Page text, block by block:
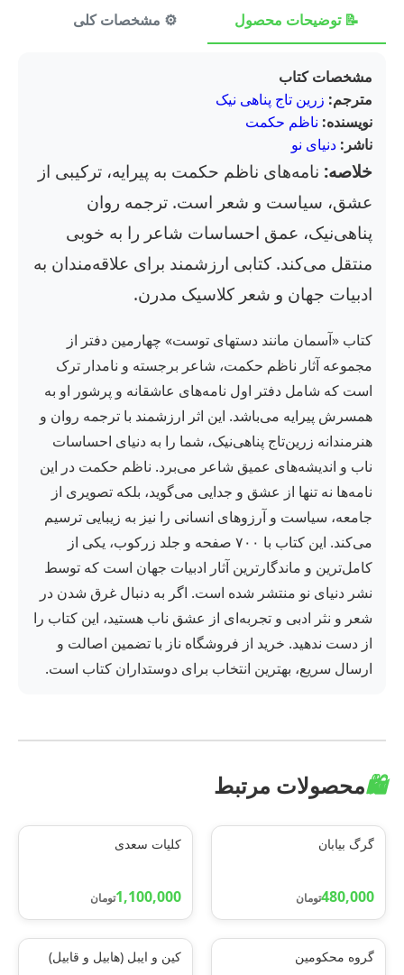
📝 توضیحات محصول ⚙️ مشخصات کلی
مشخصات کتاب
مترجم: زرین تاج پناهی نیک
نویسنده: ناظم حکمت
ناشر: دنیای نو
خلاصه: نامه‌های ناظم حکمت به پیرایه، ترکیبی از
عشق، سیاست و شعر است. ترجمه روان
پناهی‌نیک، عمق احساسات شاعر را به خوبی
منتقل می‌کند. کتابی ارزشمند برای علاقه‌مندان به
ادبیات جهان و شعر کلاسیک مدرن.
کتاب «آسمان مانند دستهای توست» چهارمین دفتر از
مجموعه آثار ناظم حکمت، شاعر برجسته و نامدار ترک
است که شامل دفتر اول نامه‌های عاشقانه و پرشور او به
همسرش پیرایه می‌باشد. این اثر ارزشمند با ترجمه روان و
هنرمندانه زرین‌تاج پناهی‌نیک، شما را به دنیای احساسات
ناب و اندیشه‌های عمیق شاعر می‌برد. ناظم حکمت در این
نامه‌ها نه تنها از عشق و جدایی می‌گوید، بلکه تصویری از
جامعه، سیاست و آرزوهای انسانی را نیز به زیبایی ترسیم
می‌کند. این کتاب با ۷۰۰ صفحه و جلد زرکوب، یکی از
کامل‌ترین و ماندگارترین آثار ادبیات جهان است که توسط
نشر دنیای نو منتشر شده است. اگر به دنبال غرق شدن در
شعر و نثر ادبی و تجربه‌ای از عشق ناب هستید، این کتاب را
از دست ندهید. خرید از فروشگاه ناز با تضمین اصالت و
ارسال سریع، بهترین انتخاب برای دوستداران کتاب است.
🛍️محصولات مرتبط
گرگ بیابان
480,000تومان
کلیات سعدی
1,100,000تومان
گروه محکومین کین و ایبل (هابیل و قابیل)